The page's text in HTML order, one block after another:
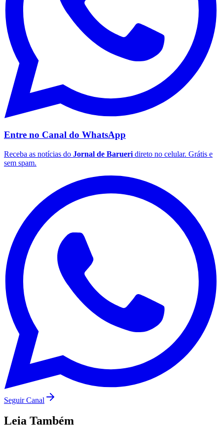
Corinthians
Palmeiras
Entre no Canal do WhatsApp
Receba as notícias do Jornal de Barueri direto no celular. Grátis e
sem spam.
Seguir Canal
Leia Também